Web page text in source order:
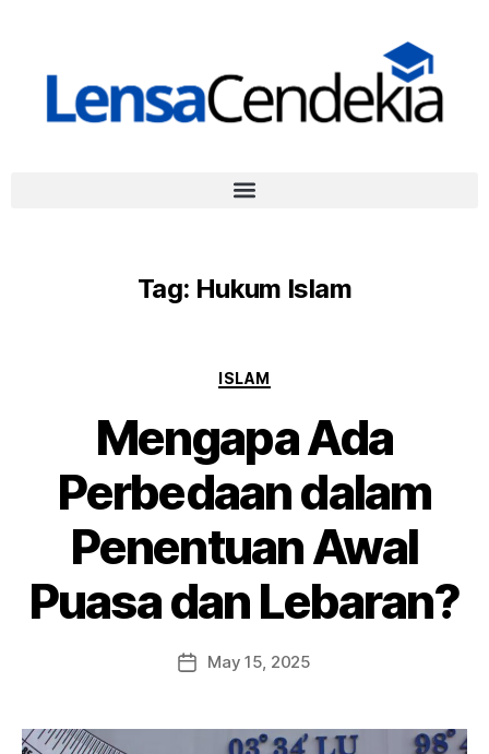
Tag: Hukum Islam
ISLAM
Mengapa Ada
Perbedaan dalam
Penentuan Awal
Puasa dan Lebaran?
May 15, 2025